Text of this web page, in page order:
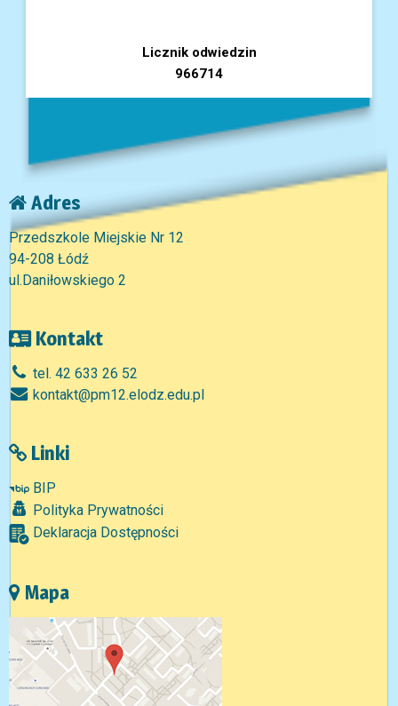
Licznik odwiedzin
966714
Adres
Przedszkole Miejskie Nr 12
94-208 Łódź
ul.Daniłowskiego 2
Kontakt
tel. 42 633 26 52
kontakt@pm12.elodz.edu.pl
Linki
BIP
Polityka Prywatności
Deklaracja Dostępności
Mapa